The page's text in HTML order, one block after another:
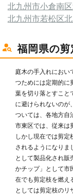
北九州市小倉南区
北九州市若松区
福岡県の
庭木の手入れにおい
つためには定期的に
葉を切り落とすこと
に避けられないのが
ついては、各地方自
市東区では、従来は
しかし現在では剪定
されるようになりま
として製品化され販
かチップ」として市
在でも剪定枝を燃え
としては剪定枝のリ